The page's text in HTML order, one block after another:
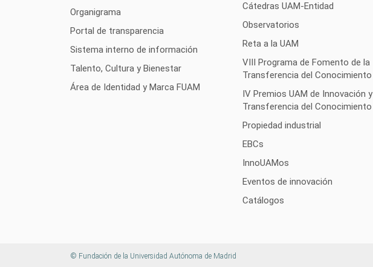
Organigrama
Portal de transparencia
Sistema interno de información
Talento, Cultura y Bienestar
Área de Identidad y Marca FUAM
Cátedras UAM-Entidad
Observatorios
Reta a la UAM
VIII Programa de Fomento de la
Transferencia del Conocimiento
IV Premios UAM de Innovación y
Transferencia del Conocimiento
Propiedad industrial
EBCs
InnoUAMos
Eventos de innovación
Catálogos
© Fundación de la Universidad Autónoma de Madrid